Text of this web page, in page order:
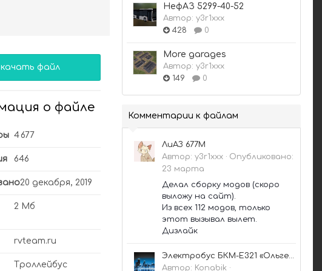
файл
о файле
4 677
646
20 декабря, 2019
2 Мб
rvteam.ru
Троллейбус
НефАЗ 5299-40-52
Автор: y3r1xxx
428
0
More garages
Автор: y3r1xxx
149
0
Комментарии к файлам
ЛиАЗ 677М
Автор: y3r1xxx · Опубликовано:
23 марта
Делал сборку модов (скоро
выложу на сайт).
Из всех 112 модов, только
этот вызывал вылет.
Дизлайк
Электробус БКМ-Е321 «Ольгерд»
Автор: Konabik ·